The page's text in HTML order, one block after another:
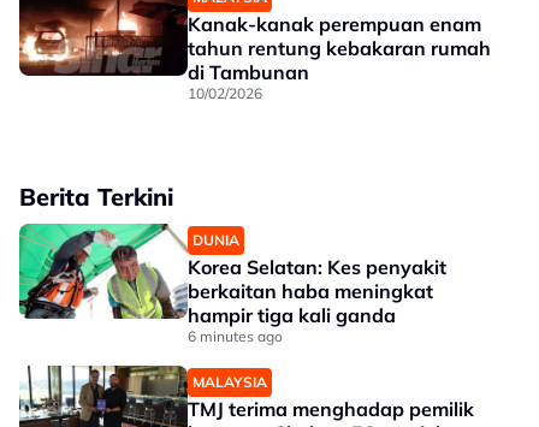
Kanak-kanak perempuan enam
tahun rentung kebakaran rumah
di Tambunan
10/02/2026
Berita Terkini
DUNIA
Korea Selatan: Kes penyakit
berkaitan haba meningkat
hampir tiga kali ganda
6 minutes ago
MALAYSIA
TMJ terima menghadap pemilik